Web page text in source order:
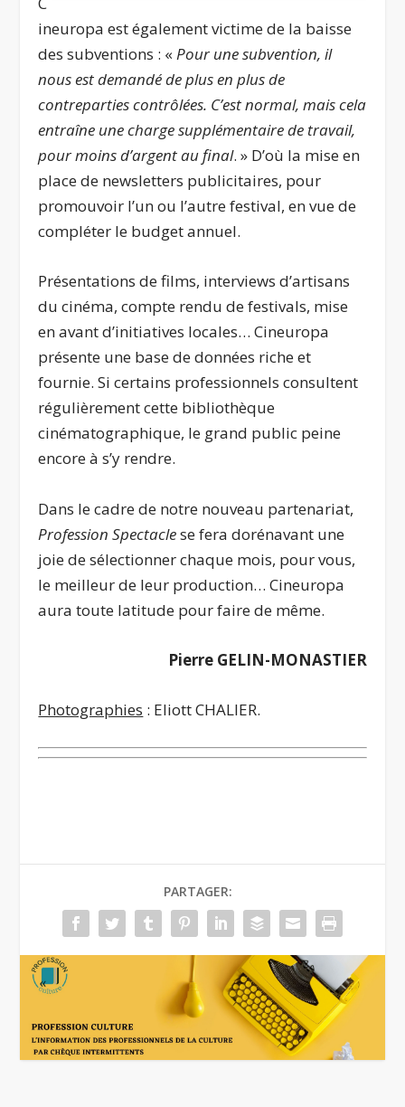
ineuropa est également victime de la baisse
des subventions : «Pour une subvention, il
nous est demandé de plus en plus de
contreparties contrôlées. C’est normal, mais cela
entraîne une charge supplémentaire de travail,
pour moins d’argent au final. » D’où la mise en
place de newsletters publicitaires, pour
promouvoir l’un ou l’autre festival, en vue de
compléter le budget annuel.
Présentations de films, interviews d’artisans
du cinéma, compte rendu de festivals, mise
en avant d’initiatives locales… Cineuropa
présente une base de données riche et
fournie. Si certains professionnels consultent
régulièrement cette bibliothèque
cinématographique, le grand public peine
encore à s’y rendre.
Dans le cadre de notre nouveau partenariat,
Profession Spectaclese fera dorénavant une
joie de sélectionner chaque mois, pour vous,
le meilleur de leur production… Cineuropa
aura toute latitude pour faire de même.
Pierre GELIN-MONASTIER
Photographies : Eliott CHALIER.
PARTAGER: